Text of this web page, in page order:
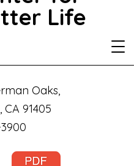
Life
Beverly Blvd에 위치하
. 언제든지 저희에게 연락
Oaks,
91405